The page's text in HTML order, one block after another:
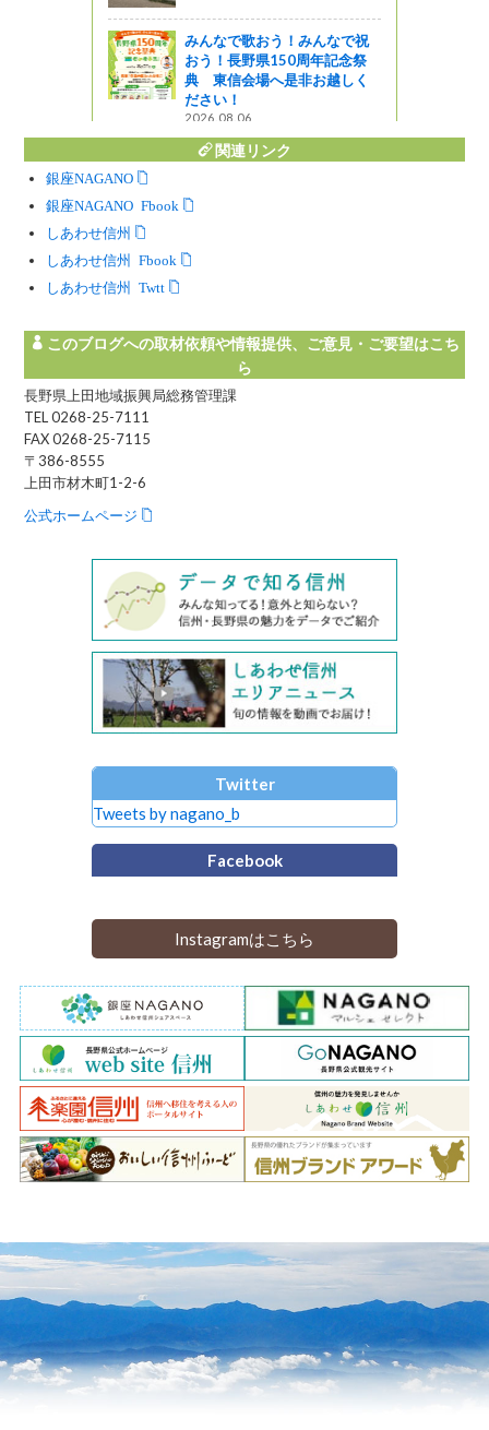
歌おう！みんなで祝
野県150周年記念祭
場へ是非お越しく
ドーナツ屋さんでモーニング
🍩上田市常磐城『NAGMO DO
NUTS』
関連リンク
銀座NAGANO
銀座NAGANO Facebook
しあわせ信州
しあわせ信州 Facebook
しあわせ信州 Twitter
このブログへの取材依頼や情報提供、ご意見・ご要望はこち
ら
長野県上田地域振興局総務管理課
TEL 0268-25-7111
FAX 0268-25-7115
〒386-8555
上田市材木町1-2-6
公式ホームページ
Twitter
Tweets by nagano_b
Facebook
Instagramはこちら